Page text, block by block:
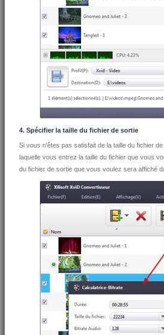
4. Spécifier la taille du fichier de sortie
Si vous n'êtes pas satisfait de la taille du fichier
laquelle vous entrez la taille du fichier que vous
du fichier de sortie que vous voulez sera affiché